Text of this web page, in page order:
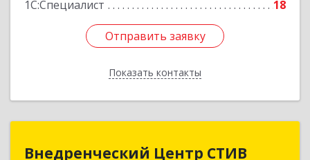
1С:Специалист
18
Отправить заявку
Показать контакты
Отправить заявку
Назад
Внедренческий Центр СТИВ
Внедренческий Центр СТИВ